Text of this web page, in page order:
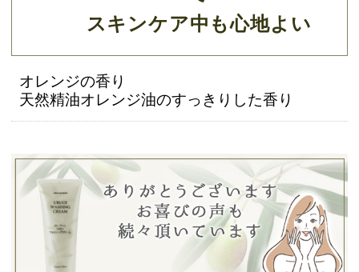
スキンケア中も心地よい
オレンジの香り
天然精油オレンジ油のすっきりした香り